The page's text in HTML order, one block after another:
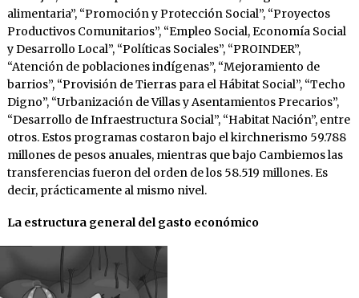
alimentaria”, “Promoción y Protección Social”, “Proyectos
Productivos Comunitarios”, “Empleo Social, Economía Social
y Desarrollo Local”, “Políticas Sociales”, “PROINDER”,
“Atención de poblaciones indígenas”, “Mejoramiento de
barrios”, “Provisión de Tierras para el Hábitat Social”, “Techo
Digno”, “Urbanización de Villas y Asentamientos Precarios”,
“Desarrollo de Infraestructura Social”, “Habitat Nación”, entre
otros. Estos programas costaron bajo el kirchnerismo 59.788
millones de pesos anuales, mientras que bajo Cambiemos las
transferencias fueron del orden de los 58.519 millones. Es
decir, prácticamente al mismo nivel.
La estructura general del gasto económico